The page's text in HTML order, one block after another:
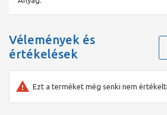
Vélemények és
értékelések
Ezt a terméket még senki nem